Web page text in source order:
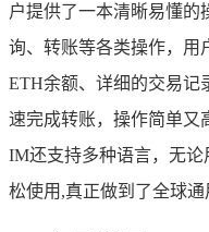
户提供了一本清晰易懂的
询、转账等各类操作，用
ETH余额、详细的交易记
速完成转账，操作简单又
IM还支持多种语言，无
松使用,真正做到了全球通